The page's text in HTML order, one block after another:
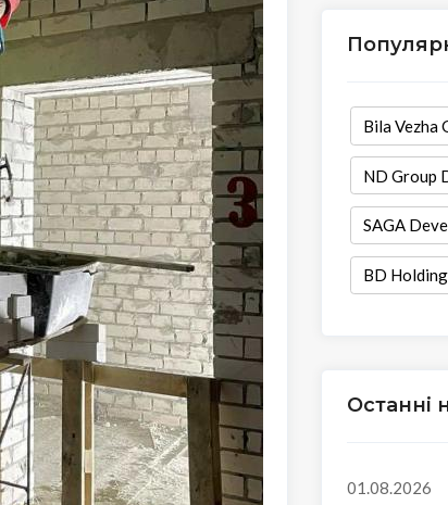
Bila Vezha
ND Group
SAGA
BD Holding
Останні
01.08.2026